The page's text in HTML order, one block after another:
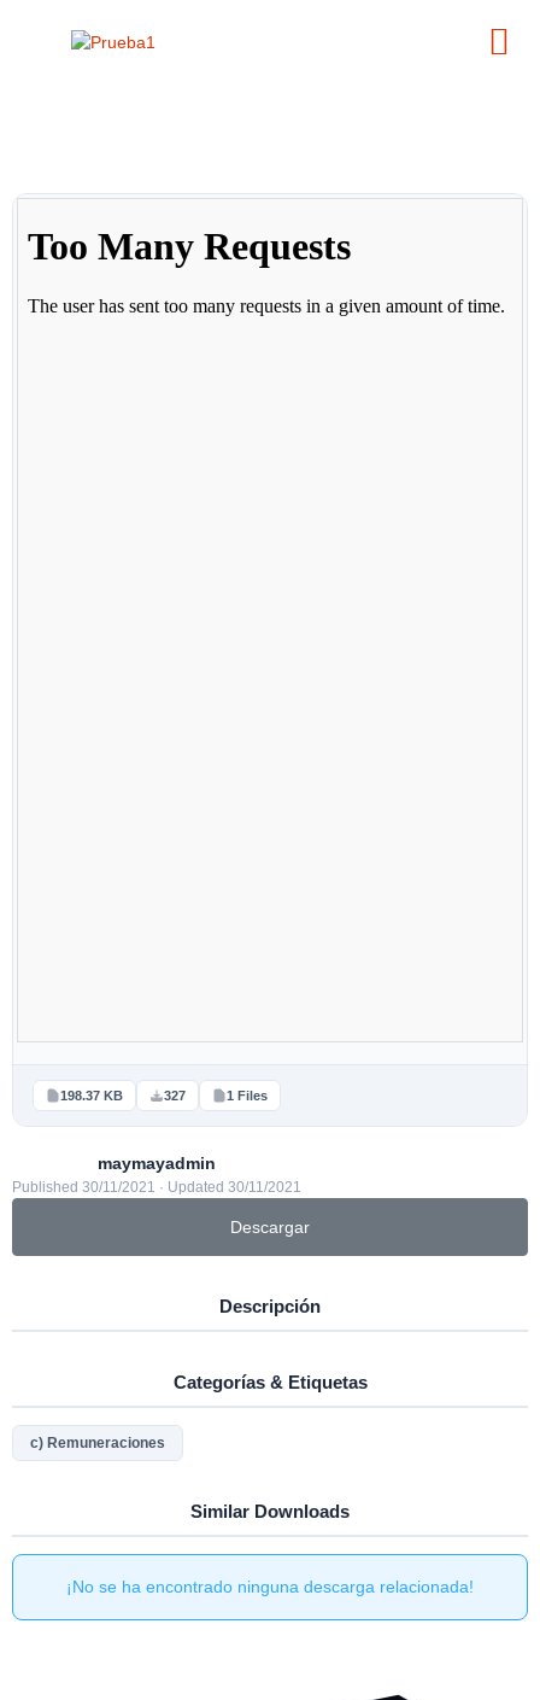
198.37 KB 327 1 Files
maymayadmin
Published 30/11/2021 · Updated 30/11/2021
Descargar
Descripción
Categorías & Etiquetas
c) Remuneraciones
Similar Downloads
¡No se ha encontrado ninguna descarga relacionada!